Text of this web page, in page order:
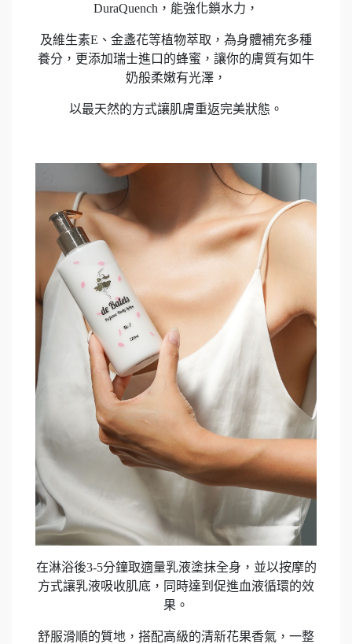
DuraQuench，能強化鎖水力，
及維生素E、金盞花等植物萃取，為身體補充多種
養分，更添加瑞士進口的蜂蜜，讓你的膚質有如牛
奶般柔嫩有光澤，
以最天然的方式讓肌膚重返完美狀態。
在淋浴後3-5分鐘取適量乳液塗抹全身，並以按摩的
方式讓乳液吸收肌底，同時達到促進血液循環的效
果。
舒服滑順的質地，搭配高級的清新花果香氣，一整